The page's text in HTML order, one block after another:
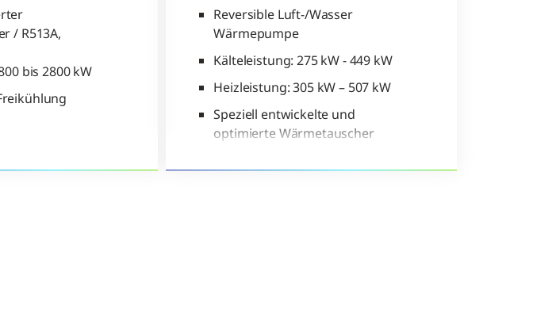
/ R513A,
bis 2800 kW
Reversible Luft-/Wasser
Wärmepumpe
Kälteleistung: 275 kW - 449 kW
Heizleistung: 305 kW – 507 kW
Speziell entwickelte und
optimierte Wärmetauscher